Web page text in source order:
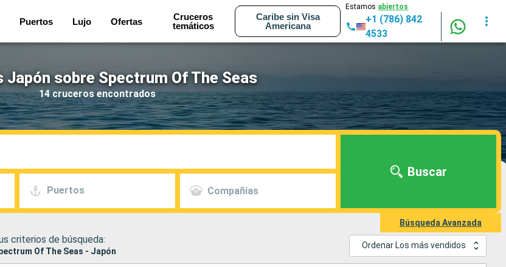
Puertos Lujo Ofertas
Cruceros
temáticos
Caribe sin Visa
Americana
Estamos abiertos
+1 (786) 842
4533
Japón sobre Spectrum Of The Seas
14 cruceros encontrados
Puertos Compañías
Buscar
Búsqueda Avanzada
criterios de búsqueda:
Of The Seas - Japón
Ordenar Los más vendidos